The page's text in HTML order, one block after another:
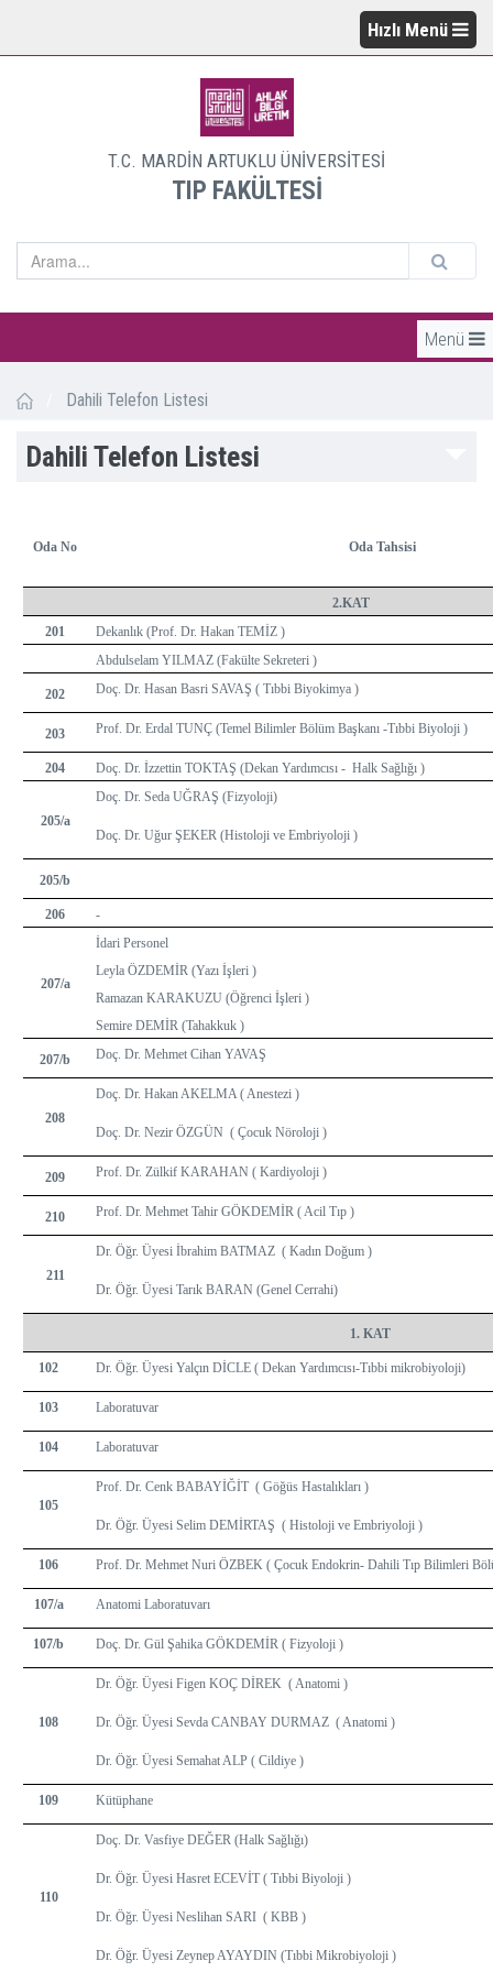
Hızlı Menü
T.C. MARDİN ARTUKLU ÜNİVERSİTESİ
TIP FAKÜLTESİ
Menü
Dahili Telefon Listesi
Dahili Telefon Listesi
Oda No Oda Tahsisi
2.KAT
201
Dekanlık (Prof. Dr. Hakan TEMİZ )
Abdulselam YILMAZ (Fakülte Sekreteri )
202 Doç. Dr. Hasan Basri SAVAŞ ( Tıbbi Biyokimya )
203 Prof. Dr. Erdal TUNÇ (Temel Bilimler Bölüm Başkanı -Tıbbi Biyoloji )
204 Doç. Dr. İzzettin TOKTAŞ (Dekan Yardımcısı - Halk Sağlığı )
205/a
Doç. Dr. Seda UĞRAŞ (Fizyoloji)
Doç. Dr. Uğur ŞEKER (Histoloji ve Embriyoloji )
205/b
206 -
207/a
İdari Personel
Leyla ÖZDEMİR (Yazı İşleri )
Ramazan KARAKUZU (Öğrenci İşleri )
Semire DEMİR (Tahakkuk )
207/b Doç. Dr. Mehmet Cihan YAVAŞ
208
Doç. Dr. Hakan AKELMA ( Anestezi )
Doç. Dr. Nezir ÖZGÜN ( Çocuk Nöroloji )
209 Prof. Dr. Zülkif KARAHAN ( Kardiyoloji )
210 Prof. Dr. Mehmet Tahir GÖKDEMİR ( Acil Tıp )
211
Dr. Öğr. Üyesi İbrahim BATMAZ ( Kadın Doğum )
Dr. Öğr. Üyesi Tarık BARAN (Genel Cerrahi)
1. KAT
102 Dr. Öğr. Üyesi Yalçın DİCLE ( Dekan Yardımcısı-Tıbbi mikrobiyoloji)
103 Laboratuvar
104 Laboratuvar
105
Prof. Dr. Cenk BABAYİĞİT ( Göğüs Hastalıkları )
Dr. Öğr. Üyesi Selim DEMİRTAŞ ( Histoloji ve Embriyoloji )
106 Prof. Dr. Mehmet Nuri ÖZBEK ( Çocuk Endokrin- Dahili Tıp Bilimleri
107/a Anatomi Laboratuvarı
107/b Doç. Dr. Gül Şahika GÖKDEMİR ( Fizyoloji )
108
Dr. Öğr. Üyesi Figen KOÇ DİREK ( Anatomi )
Dr. Öğr. Üyesi Sevda CANBAY DURMAZ ( Anatomi )
Dr. Öğr. Üyesi Semahat ALP ( Cildiye )
109 Kütüphane
110
Doç. Dr. Vasfiye DEĞER (Halk Sağlığı)
Dr. Öğr. Üyesi Hasret ECEVİT ( Tıbbi Biyoloji )
Dr. Öğr. Üyesi Neslihan SARI ( KBB )
Dr. Öğr. Üyesi Zeynep AYAYDIN (Tıbbi Mikrobiyoloji )